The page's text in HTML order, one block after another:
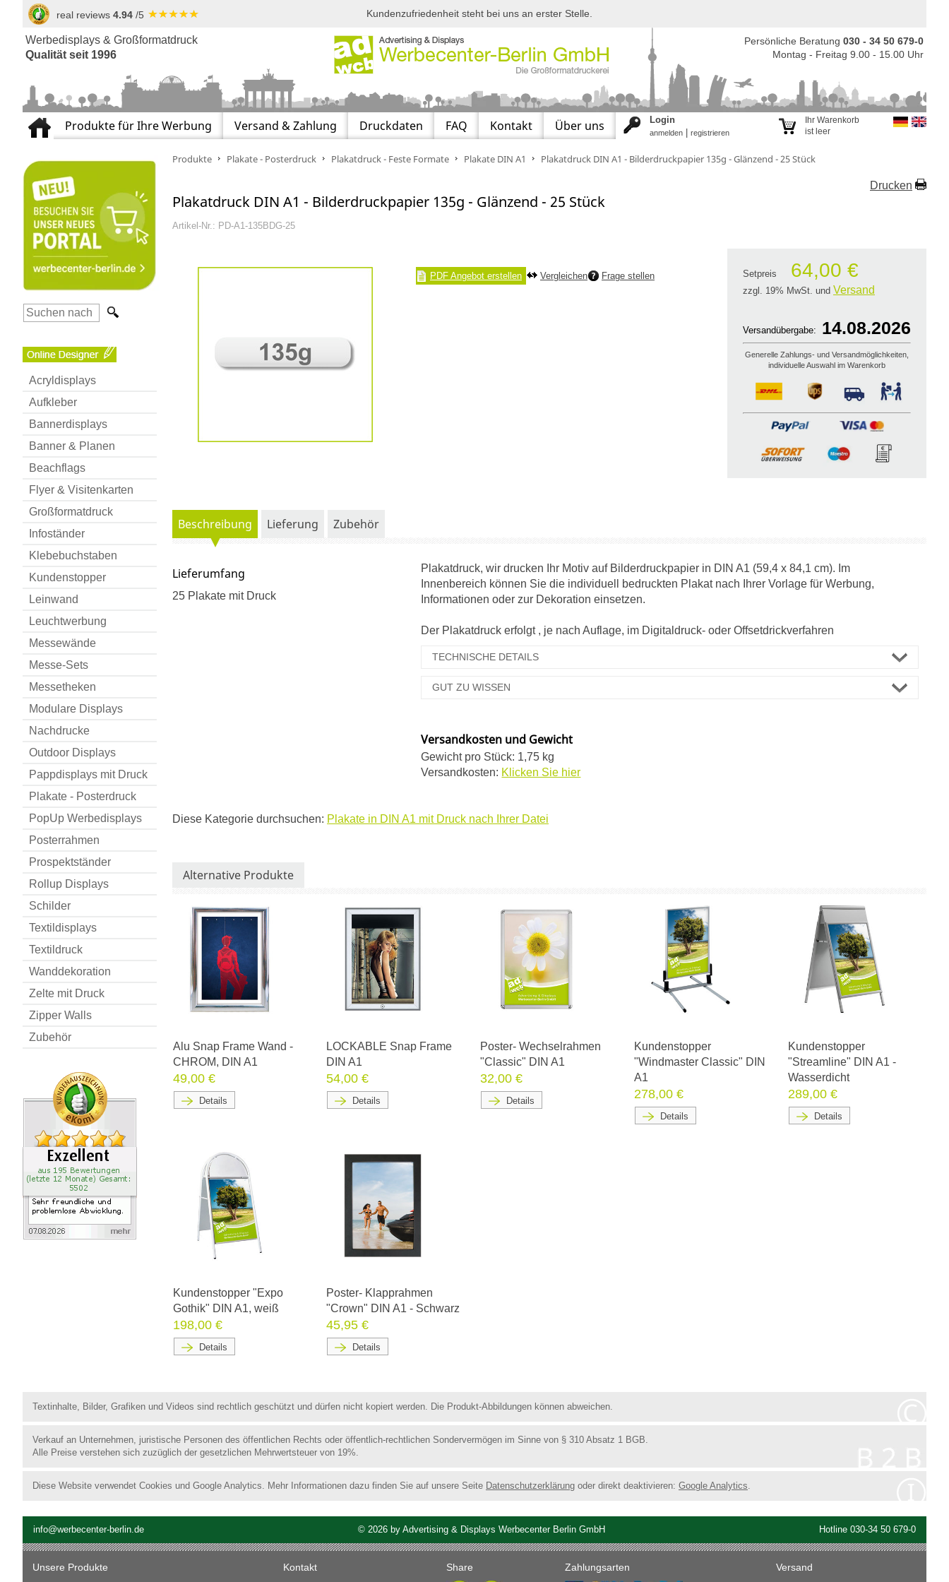
real reviews 4.94 /5 Kundenzufriedenheit steht bei uns an erster Stelle.
Werbedisplays & Großformatdruck
Qualität seit 1996
Persönliche Beratung 030 - 34 50 679-0
Montag - Freitag 9.00 - 15.00 Uhr
Produkte für Ihre Werbung Versand & Zahlung Druckdaten FAQ Kontakt Über uns Login
anmelden registrieren
Ihr Warenkorb
ist leer
Acryldisplays
Aufkleber
Bannerdisplays
Banner & Planen
Beachflags
Flyer & Visitenkarten
Großformatdruck
Infoständer
Klebebuchstaben
Kundenstopper
Leinwand
Leuchtwerbung
Messewände
Messe-Sets
Messetheken
Modulare Displays
Nachdrucke
Outdoor Displays
Pappdisplays mit Druck
Plakate - Posterdruck
PopUp Werbedisplays
Posterrahmen
Prospektständer
Rollup Displays
Schilder
Textildisplays
Textildruck
Wanddekoration
Zelte mit Druck
Zipper Walls
Zubehör
Produkte Plakate - Posterdruck Plakatdruck - Feste Formate Plakate DIN A1 Plakatdruck DIN A1 - Bilderdruckpapier 135g - Glänzend - 25 Stück
Drucken
Plakatdruck DIN A1 - Bilderdruckpapier 135g - Glänzend - 25 Stück
Artikel-Nr.: PD-A1-135BDG-25
PDF Angebot erstellen Vergleichen Frage stellen Setpreis 64,00 €
zzgl. 19% MwSt. und Versand
Versandübergabe: 14.08.2026
Generelle Zahlungs- und Versandmöglichkeiten,
individuelle Auswahl im Warenkorb
Beschreibung Lieferung Zubehör
Lieferumfang
25 Plakate mit Druck
Plakatdruck, wir drucken Ihr Motiv auf Bilderdruckpapier in DIN A1 (59,4 x 84,1 cm). Im
Innenbereich können Sie die individuell bedruckten Plakat nach Ihrer Vorlage für Werbung,
Informationen oder zur Dekoration einsetzen.
Der Plakatdruck erfolgt , je nach Auflage, im Digitaldruck- oder Offsetdrickverfahren
TECHNISCHE DETAILS
GUT ZU WISSEN
Versandkosten und Gewicht
Gewicht pro Stück: 1,75 kg
Versandkosten: Klicken Sie hier
Diese Kategorie durchsuchen: Plakate in DIN A1 mit Druck nach Ihrer Datei
Alternative Produkte
Alu Snap Frame Wand -
CHROM, DIN A1
49,00 €
Details
LOCKABLE Snap Frame
DIN A1
54,00 €
Details
Poster- Wechselrahmen
"Classic" DIN A1
32,00 €
Details
Kundenstopper
"Windmaster Classic" DIN
A1
278,00 €
Details
Kundenstopper
"Streamline" DIN A1 -
Wasserdicht
289,00 €
Details
Kundenstopper "Expo
Gothik" DIN A1, weiß
198,00 €
Details
Poster- Klapprahmen
"Crown" DIN A1 - Schwarz
45,95 €
Details
Textinhalte, Bilder, Grafiken und Videos sind rechtlich geschützt und dürfen nicht kopiert werden. Die Produkt-Abbildungen können abweichen.
Verkauf an Unternehmen, juristische Personen des öffentlichen Rechts oder öffentlich-rechtlichen Sondervermögen im Sinne von § 310 Absatz 1 BGB.
Alle Preise verstehen sich zuzüglich der gesetzlichen Mehrwertsteuer von 19%.
Diese Website verwendet Cookies und Google Analytics. Mehr Informationen dazu finden Sie auf unsere Seite Datenschutzerklärung oder direkt deaktivieren: Google Analytics.
info@werbecenter-berlin.de Hotline 030-34 50 679-0
© 2026 by Advertising & Displays Werbecenter Berlin GmbH
Unsere Produkte Kontakt Share Zahlungsarten Versand